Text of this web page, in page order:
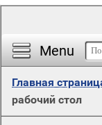
Menu
Главная
рабочий стол